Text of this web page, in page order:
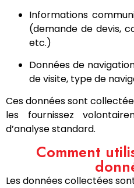
Informations
(demande de devis,
etc.)
Données de
de visite, type de
Ces données sont
les fournissez
d’analyse standard.
Comment
Les données collectées